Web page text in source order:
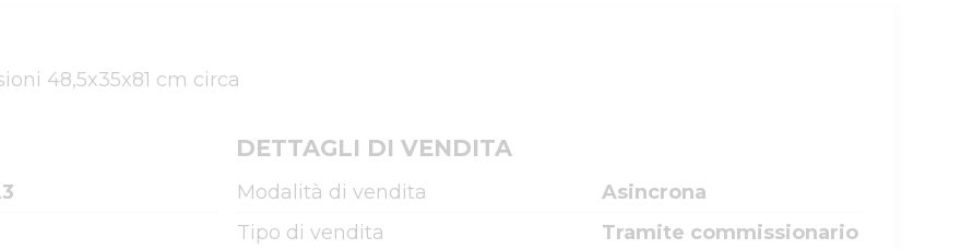
48,5x35x81 cm circa
DETTAGLI DI VENDITA
Modalità di vendita
Asincrona
Tipo di vendita
Tramite commissionario